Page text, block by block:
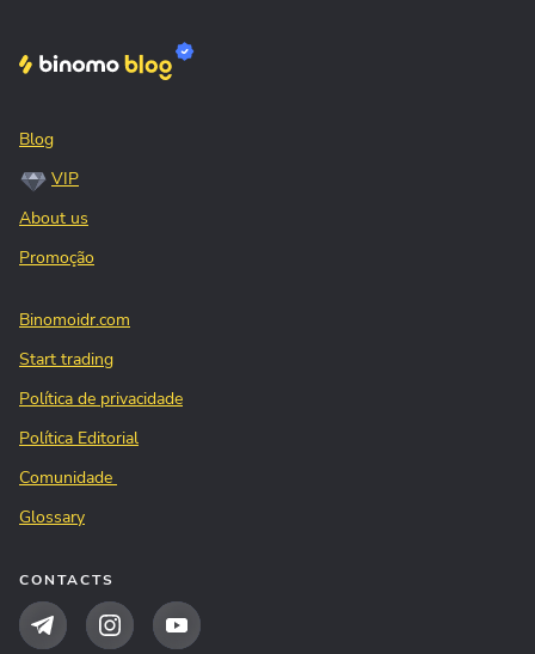
Blog
VIP
About us
Promoção
Binomoidr.com
Start trading
Política de privacidade
Política Editorial
Comunidade
Glossary
CONTACTS